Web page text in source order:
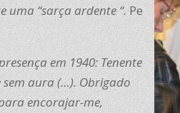
uma “sarça ardente “. Pe
em 1940: Tenente
sem aura (…). Obrigado
encorajar-me,